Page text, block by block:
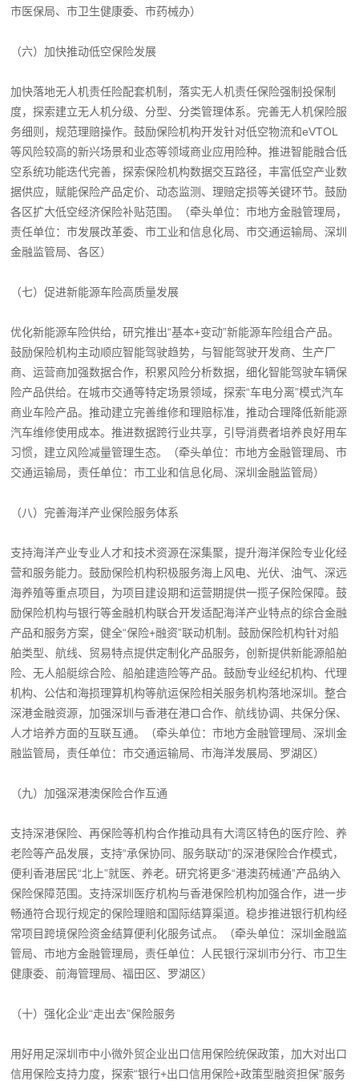
市医保局、市卫生健康委、市药械办）
（六）加快推动低空保险发展
加快落地无人机责任险配套机制，落实无人机责任保险强制投保制
度，探索建立无人机分级、分型、分类管理体系。完善无人机保险服
务细则，规范理赔操作。鼓励保险机构开发针对低空物流和eVTOL
等风险较高的新兴场景和业态等领域商业应用险种。推进智能融合低
空系统功能迭代完善，探索保险机构数据交互路径，丰富低空产业数
据供应，赋能保险产品定价、动态监测、理赔定损等关键环节。鼓励
各区扩大低空经济保险补贴范围。（牵头单位：市地方金融管理局，
责任单位：市发展改革委、市工业和信息化局、市交通运输局、深圳
金融监管局、各区）
（七）促进新能源车险高质量发展
优化新能源车险供给，研究推出“基本+变动”新能源车险组合产品。
鼓励保险机构主动顺应智能驾驶趋势，与智能驾驶开发商、生产厂
商、运营商加强数据合作，积累风险分析数据，细化智能驾驶车辆保
险产品供给。在城市交通等特定场景领域，探索“车电分离”模式汽车
商业车险产品。推动建立完善维修和理赔标准，推动合理降低新能源
汽车维修使用成本。推进数据跨行业共享，引导消费者培养良好用车
习惯，建立风险减量管理生态。（牵头单位：市地方金融管理局、市
交通运输局，责任单位：市工业和信息化局、深圳金融监管局）
（八）完善海洋产业保险服务体系
支持海洋产业专业人才和技术资源在深集聚，提升海洋保险专业化经
营和服务能力。鼓励保险机构积极服务海上风电、光伏、油气、深远
海养殖等重点项目，为项目建设期和运营期提供一揽子保险保障。鼓
励保险机构与银行等金融机构联合开发适配海洋产业特点的综合金融
产品和服务方案，健全“保险+融资”联动机制。鼓励保险机构针对船
舶类型、航线、贸易特点提供定制化产品服务，创新提供新能源船舶
险、无人船艇综合险、船舶建造险等产品。鼓励专业经纪机构、代理
机构、公估和海损理算机构等航运保险相关服务机构落地深圳。整合
深港金融资源，加强深圳与香港在港口合作、航线协调、共保分保、
人才培养方面的互联互通。（牵头单位：市地方金融管理局、深圳金
融监管局，责任单位：市交通运输局、市海洋发展局、罗湖区）
（九）加强深港澳保险合作互通
支持深港保险、再保险等机构合作推动具有大湾区特色的医疗险、养
老险等产品发展，支持“承保协同、服务联动”的深港保险合作模式，
便利香港居民“北上”就医、养老。研究将更多“港澳药械通”产品纳入
保险保障范围。支持深圳医疗机构与香港保险机构加强合作，进一步
畅通符合现行规定的保险理赔和国际结算渠道。稳步推进银行机构经
常项目跨境保险资金结算便利化服务试点。（牵头单位：深圳金融监
管局、市地方金融管理局，责任单位：人民银行深圳市分行、市卫生
健康委、前海管理局、福田区、罗湖区）
（十）强化企业“走出去”保险服务
用好用足深圳市中小微外贸企业出口信用保险统保政策，加大对出口
信用保险支持力度，探索“银行+出口信用保险+政策型融资担保”服务